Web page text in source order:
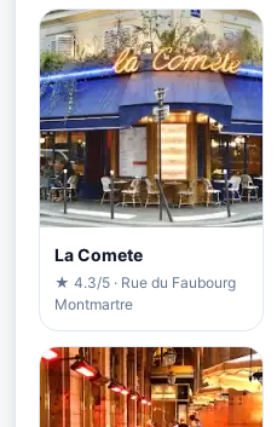
La Comete
★ 4.3/5 · Rue du Faubourg
Montmartre